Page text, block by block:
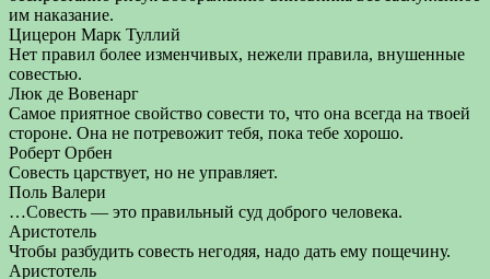
им наказание.
Цицерон Марк Туллий
Нет правил более изменчивых, нежели правила, внушенные
совестью.
Люк де Вовенарг
Самое приятное свойство совести то, что она всегда на твоей
стороне. Она не потревожит тебя, пока тебе хорошо.
Роберт Орбен
Совесть царствует, но не управляет.
Поль Валери
…Совесть — это правильный суд доброго человека.
Аристотель
Чтобы разбудить совесть негодяя, надо дать ему пощечину.
Аристотель